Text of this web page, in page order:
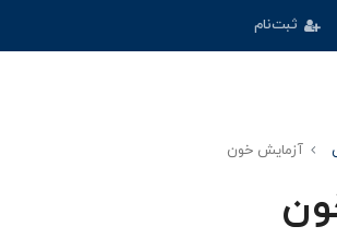
ثبت‌نام
آزمایش خون